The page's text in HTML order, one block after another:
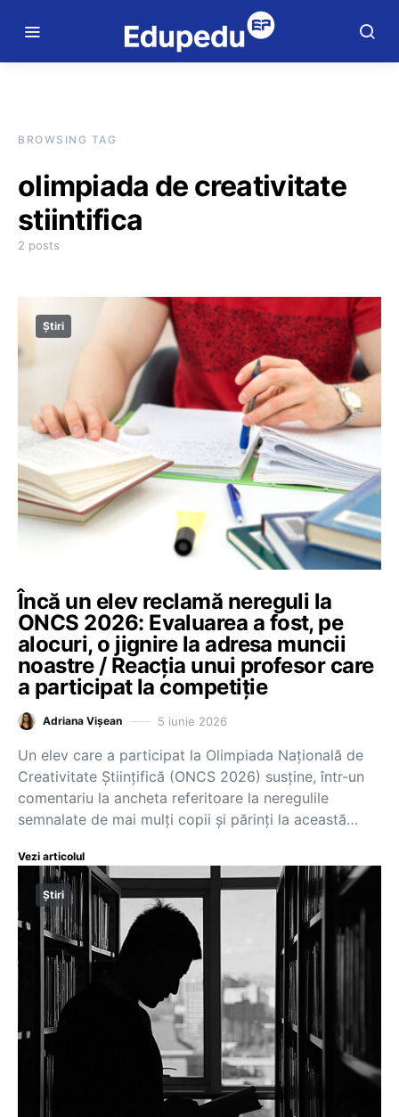
BROWSING TAG
olimpiada de creativitate
stiintifica
2 posts
Știri
Încă un elev reclamă nereguli la
ONCS 2026: Evaluarea a fost, pe
alocuri, o jignire la adresa muncii
noastre / Reacția unui profesor care
a participat la competiție
Adriana Vișean 5 iunie 2026
Un elev care a participat la Olimpiada Națională de
Creativitate Științifică (ONCS 2026) susține, într-un
comentariu la ancheta referitoare la neregulile
semnalate de mai mulți copii și părinți la această…
Vezi articolul
Știri